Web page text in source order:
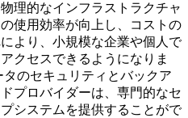
理的なインフラストラクチャ
使用効率が向上し、コストの
より、小規模な企業や個人で
クセスできるようになりま
のセキュリティとバックア
プロバイダーは、専門的なセ
システムを提供することがで